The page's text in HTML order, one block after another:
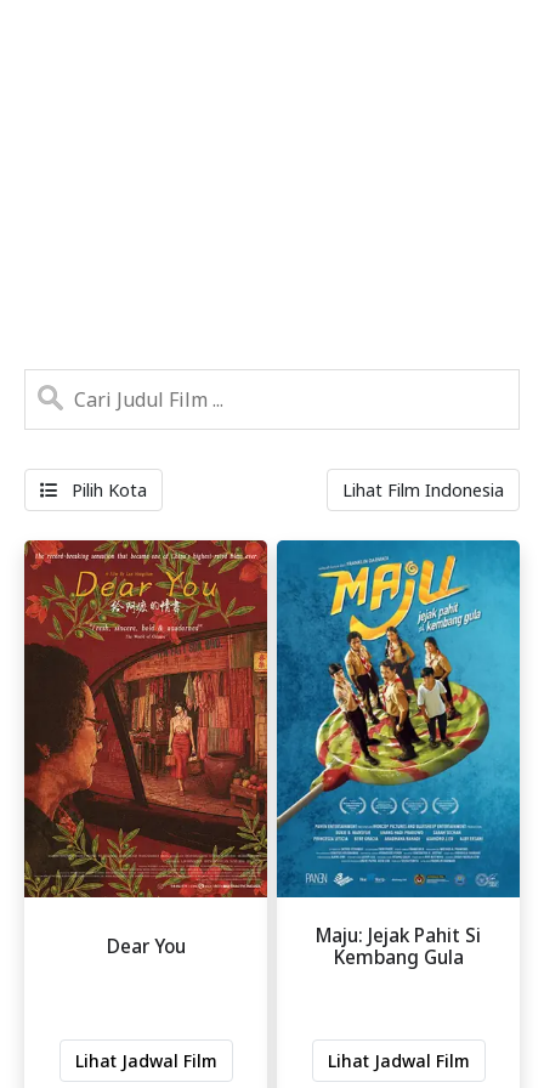
Pilih Kota Lihat Film Indonesia
Dear You
Lihat Jadwal Film
Maju: Jejak Pahit Si
Kembang Gula
Lihat Jadwal Film